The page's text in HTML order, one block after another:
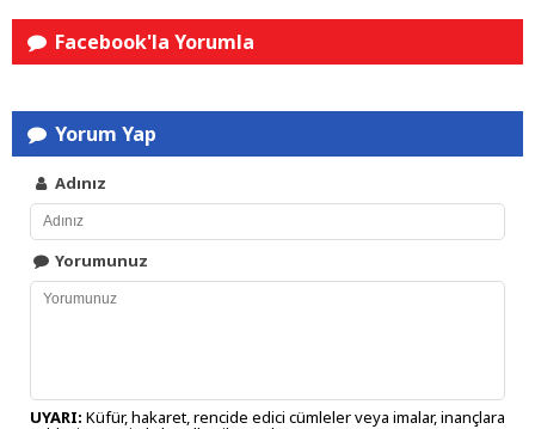
Facebook'la Yorumla
Yorum Yap
Adınız
Yorumunuz
UYARI: Küfür, hakaret, rencide edici cümleler veya imalar, inançlara